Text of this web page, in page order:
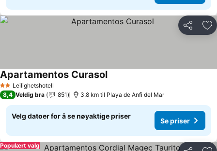
Del
2 StjernerLeilighetshotell
Apartamentos Curasol
8,4 Veldig bra 851 3.8 km til Playa de Anfi del Mar
Velg datoer for å se nøyaktige priser
Se priser
Populært valg